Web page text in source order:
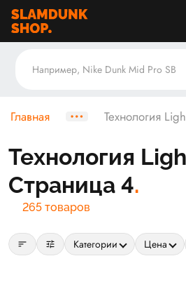
Главная Технология
Технология
Страница 4
265 товаров
sort tune Категории Цена